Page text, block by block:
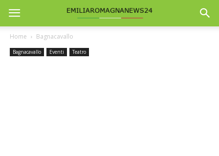
Home Bagnacavallo
Bagnacavallo Eventi Teatro